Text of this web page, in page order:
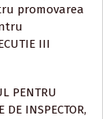
promovarea
III
PENTRU
DE INSPECTOR,